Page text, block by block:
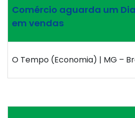
Comércio aguarda um
em vendas
O Tempo (Economia) | MG –